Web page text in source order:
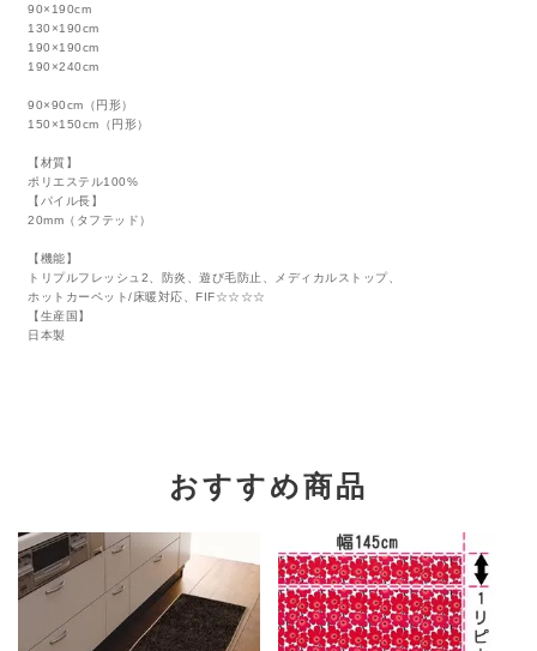
90×190cm
130×190cm
190×190cm
190×240cm
90×90cm（円形）
150×150cm（円形）
【材質】
ポリエステル100%
【パイル長】
20mm（タフテッド）
【機能】
トリプルフレッシュ2、防炎、遊び毛防止、メディカルストップ、
ホットカーペット/床暖対応、FIF☆☆☆☆
【生産国】
日本製
おすすめ商品